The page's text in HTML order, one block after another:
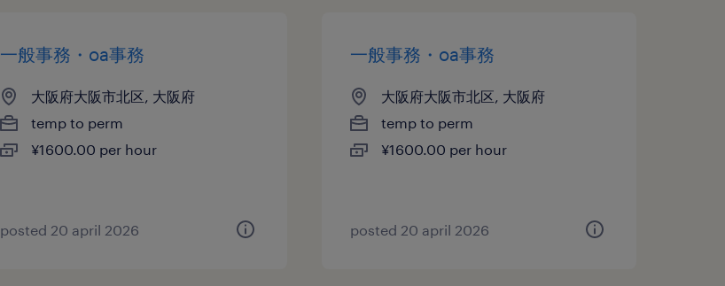
一般事務・oa事務
大阪府大阪市北区, 大阪府
temp to perm
¥1600.00 per hour
posted 20 april 2026
一般事務・oa事務
大阪府大阪市北区, 大阪府
temp to perm
¥1600.00 per hour
posted 20 april 2026